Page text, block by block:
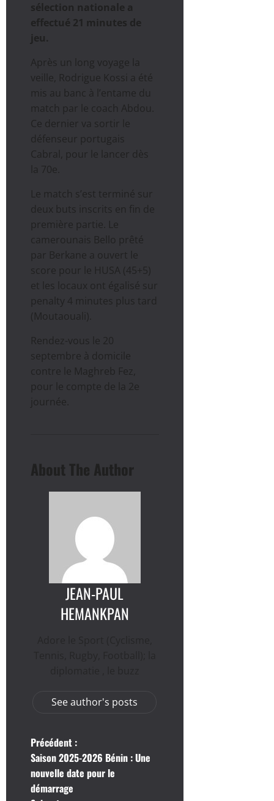
sélection nationale a
effectué 21 minutes de
jeu.
Après un long voyage la
veille, Rodrigue Kossi a été
mis au banc à l’entame du
match par le coach Abdou.
Ce dernier va sortir le
défenseur portugais
Cabral, pour le lancer dès
la 70e.
Le match s’est terminé sur
deux buts inscrits en fin de
première partie. Le
camerounais Bello prêté
par Berkane a ouvert le
score pour le HUSA (45+5)
et les locaux ont égalisé sur
penalty 4 minutes plus tard
(Moutaouali).
Rendez-vous le 20
septembre à domicile
contre le Maghreb Fez,
pour le compte de la 2e
journée.
About The Author
JEAN-PAUL
HEMANKPAN
See author's posts
N
a
Précédent :
Saison 2025-2026 Bénin : Une
nouvelle date pour le
démarrage